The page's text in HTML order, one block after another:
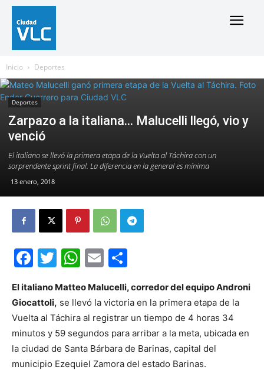
Inicio Deportes
Deportes
Zarpazo a la italiana… Malucelli llegó, vio y
venció
El italiano se llevó la primera etapa de la Vuelta al Táchira con un
sorprendente sprint final. La diferencia en la general es mínima
13 enero, 2018
Facebook
Twitter
WhatsApp
Email
El italiano Matteo Malucelli, corredor del equipo Androni
Giocattoli, se llevó la victoria en la primera etapa de la
Vuelta al Táchira al registrar un tiempo de 4 horas 34
minutos y 59 segundos para arribar a la meta, ubicada en
la ciudad de Santa Bárbara de Barinas, capital del
municipio Ezequiel Zamora del estado Barinas.